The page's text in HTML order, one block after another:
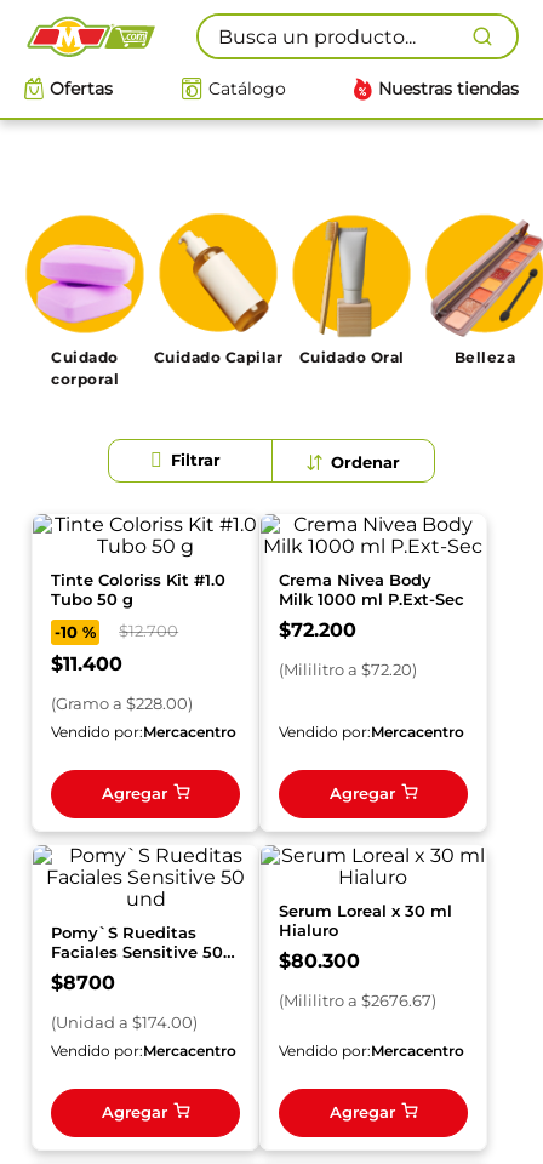
Busca un producto...
Ofertas Catálogo Nuestras tiendas
Cuidado
corporal
Cuidado Capilar Cuidado Oral Belleza
Tinte Coloriss Kit #1.0
Tubo 50 g
-10 % $12.700
$11.400
(Gramoa $228.00)
Vendido por:Mercacentro
Agregar
Crema Nivea Body
Milk 1000 ml P.Ext-Sec
$72.200
(Mililitroa $72.20)
Vendido por:Mercacentro
Agregar
Pomy`S Rueditas
Faciales Sensitive 50
und
$8700
(Unidad a $174.00)
Vendido por:Mercacentro
Agregar
Serum Loreal x 30 ml
Hialuro
$80.300
(Mililitroa $2676.67)
Vendido por:Mercacentro
Agregar